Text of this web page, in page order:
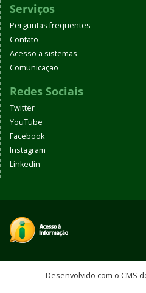
Serviços
Perguntas frequentes
Contato
Acesso a sistemas
Comunicação
Redes Sociais
Twitter
YouTube
Facebook
Instagram
Linkedin
Desenvolvido com o CMS